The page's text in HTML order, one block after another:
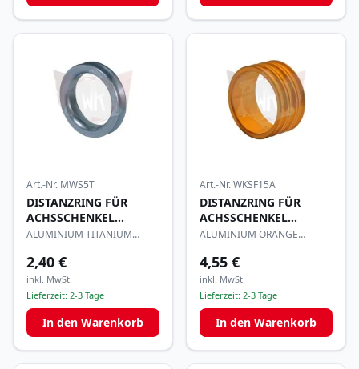
Art.-Nr. MWS5T
DISTANZRING FÜR
ACHSSCHENKEL
17x5mm
ALUMINIUM TITANIUM
2,40 €
inkl. MwSt.
Lieferzeit: 2-3 Tage
In den Warenkorb
Art.-Nr.WKSF15A
DISTANZRING FÜR
ACHSSCHENKEL
25x15mm
ALUMINIUM ORANGE
4,55 €
inkl. MwSt.
Lieferzeit: 2-3 Tage
In den Warenkorb